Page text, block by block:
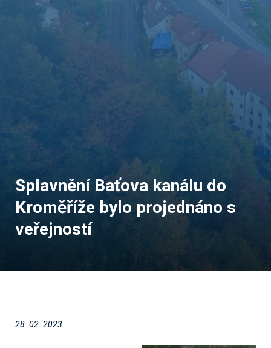
Splavnění Baťova kanálu do
Kroměříže bylo projednáno s
veřejností
28. 02. 2023